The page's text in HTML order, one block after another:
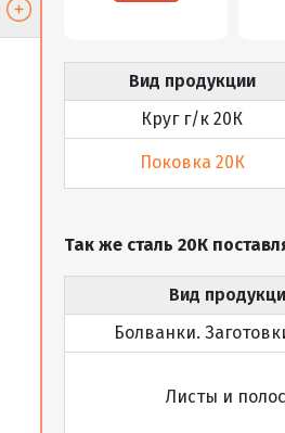
Вид продукции
Круг г/к 20К
Поковка 20К
Так же сталь 20К
Вид
Болванки.
Листы и